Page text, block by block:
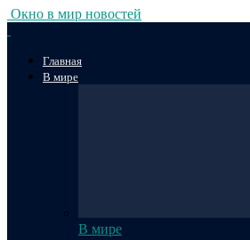
Окно в мир новостей
Главная
В мире
В мире